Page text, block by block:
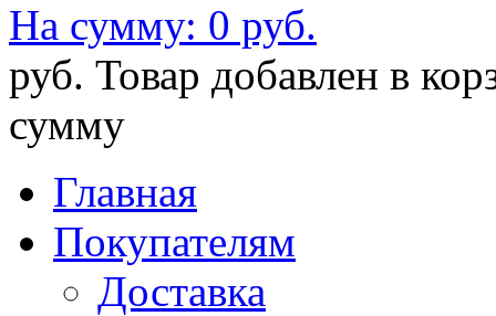
На сумму: 0 руб.
руб. Товар добавлен в
сумму
Главная
Покупателям
Доставка